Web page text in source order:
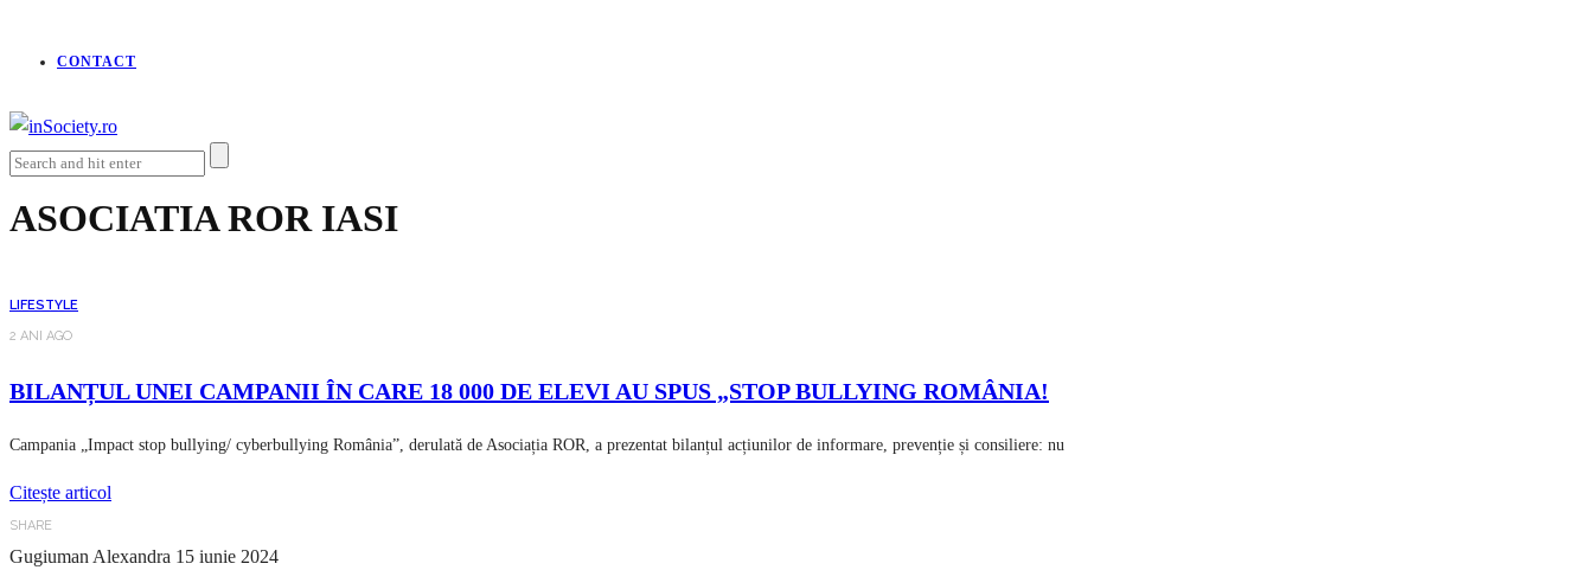
CONTACT
ASOCIATIA ROR IASI
LIFESTYLE
2 ANI AGO
BILANȚUL UNEI CAMPANII ÎN CARE 18 000 DE ELEVI AU SPUS „STOP BULLYING ROMÂNIA!
Campania „Impact stop bullying/ cyberbullying România”, derulată de Asociația ROR, a prezentat bilanțul acțiunilor de informare, prevenție și consiliere: nu
Citește articol
SHARE
Gugiuman Alexandra 15 iunie 2024